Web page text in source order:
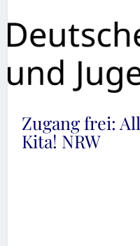
Zugang frei:
Kita! NRW